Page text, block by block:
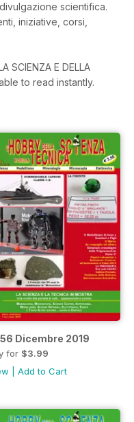
scientifica.
iniziative, corsi,
SCIENZA E DELLA
to read instantly.
Dicembre 2019
for $3.99
Add to Cart